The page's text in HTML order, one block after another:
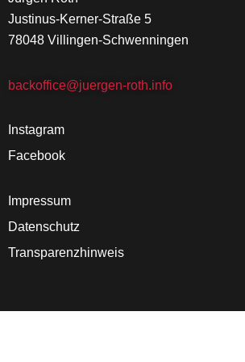
Justinus-Kerner-Straße 5
78048 Villingen-Schwenningen
backoffice@juergen-roth.info
Instagram
Facebook
Impressum
Datenschutz
Transparenzhinweis